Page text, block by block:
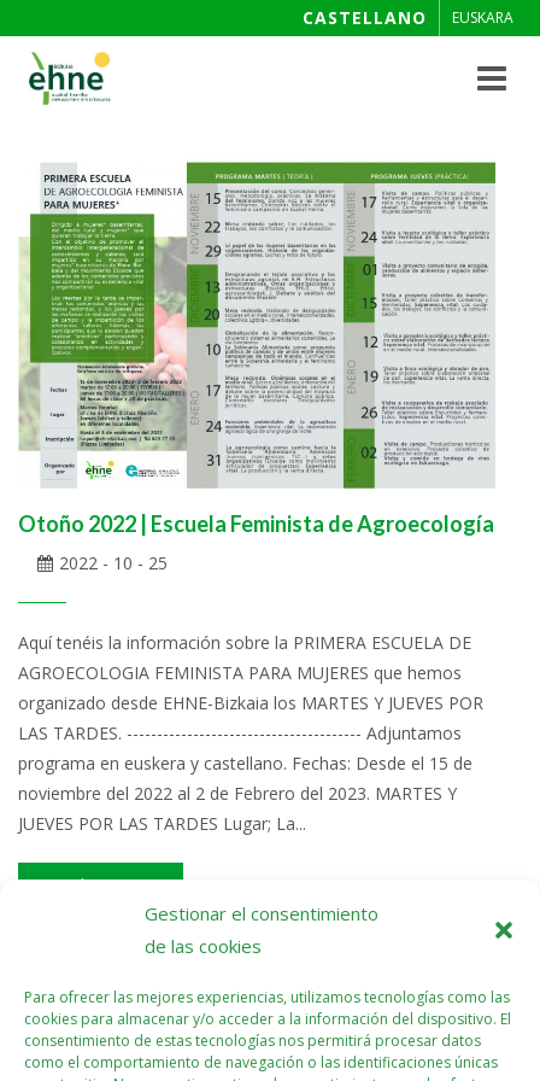
Gestionar el consentimiento
de las cookies
Para ofrecer las mejores experiencias, utilizamos tecnologías como las
cookies para almacenar y/o acceder a la información del dispositivo. El
consentimiento de estas tecnologías nos permitirá procesar datos
como el comportamiento de navegación o las identificaciones únicas
CASTELLANO EUSKARA
Toggle
Otoño 2022 | Escuela Feminista de Agroecología
2022 - 10 - 25
Aquí tenéis la información sobre la PRIMERA ESCUELA DE
AGROECOLOGIA FEMINISTA PARA MUJERES que hemos
organizado desde EHNE-Bizkaia los MARTES Y JUEVES POR
LAS TARDES. --------------------------------------- Adjuntamos
programa en euskera y castellano. Fechas: Desde el 15 de
noviembre del 2022 al 2 de Febrero del 2023. MARTES Y
JUEVES POR LAS TARDES Lugar; La...
Read More >>